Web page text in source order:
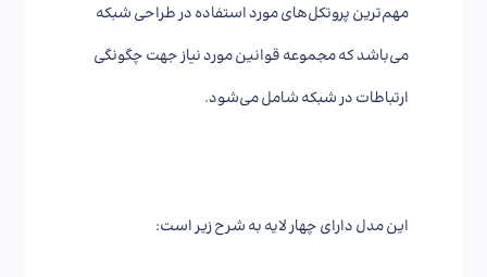
مهم‌ترین پروتکل‌های مورد استفاده در طراحی شبکه
می‌باشد که مجموعه قوانین مورد نیاز جهت چگونگی
ارتباطات در شبکه شامل می‌شود.
این مدل دارای چهار لایه‌ به شرح زیر است: